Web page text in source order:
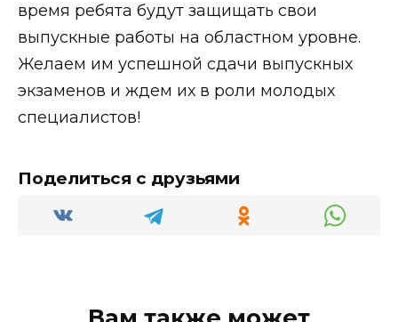
время ребята будут защищать свои
выпускные работы на областном уровне.
Желаем им успешной сдачи выпускных
экзаменов и ждем их в роли молодых
специалистов!
Поделиться с друзьями